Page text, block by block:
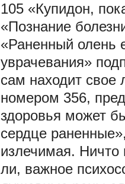
105 «Купидон,
«Познание
«Раненный олень
уврачевания»
сам находит свое
номером 356,
здоровья может
сердце
излечимая. Ничто
ли, важное